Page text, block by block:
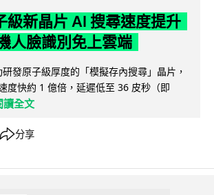
級新晶片 AI 搜尋速度提升
人臉識別免上雲端
發原子級厚度的「模擬存內搜尋」晶片，
度快約 1 億倍，延遲低至 36 皮秒（即
讀全文
分享